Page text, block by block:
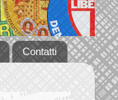
Contatti